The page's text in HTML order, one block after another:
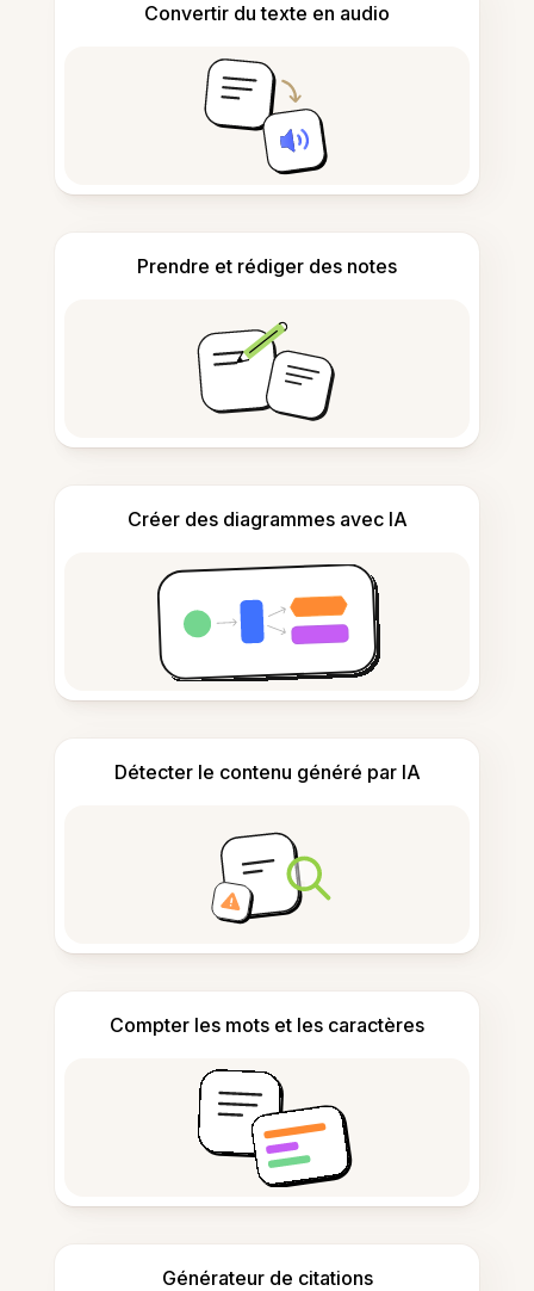
Convertir du texte en audio
Prendre et rédiger des notes
Créer des diagrammes avec IA
Détecter le contenu généré par IA
Compter les mots et les caractères
Générateur de citations